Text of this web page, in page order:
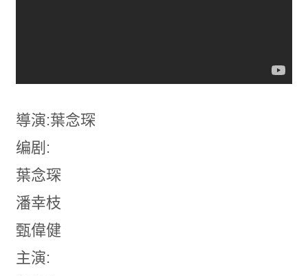
導演:葉念琛
编剧:
葉念琛
潘幸枝
甄偉健
主演: